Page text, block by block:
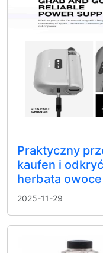
Praktyczny
kaufen i
herbata
2025-11-29